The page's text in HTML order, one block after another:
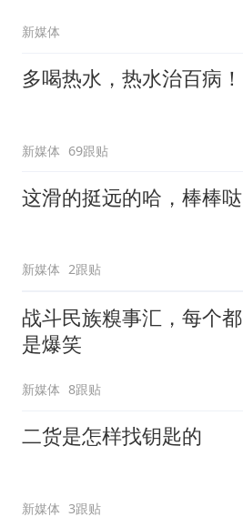
新媒体
多喝热水，热水治百病！
新媒体 69跟贴
这滑的挺远的哈，棒棒哒
新媒体 2跟贴
战斗民族糗事汇，每个都
是爆笑
新媒体 8跟贴
二货是怎样找钥匙的
新媒体 3跟贴